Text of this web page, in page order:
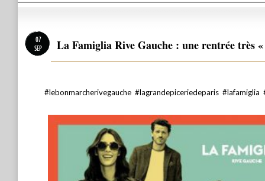
Ma Sérendipité
07
SEP
La Famiglia Rive Gauche : une rentrée très
#lebonmarcherivegauche #lagrandepiceriedeparis #lafamiglia